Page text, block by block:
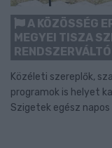
A KÖZÖSSÉG
MEGYEI TISZA
Közéleti szereplők,
programok is helyet
Szigetek egész